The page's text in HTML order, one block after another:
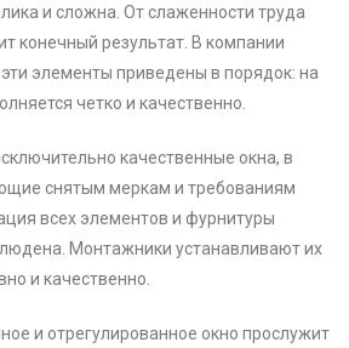
и сложна. От слаженности труда
конечный результат. В компании
элементы приведены в порядок: на
четко и качественно.
качественные окна, в
снятым меркам и требованиям
всех элементов и фурнитуры
Монтажники устанавливают их
и качественно.
и отрегулированное окно прослужит